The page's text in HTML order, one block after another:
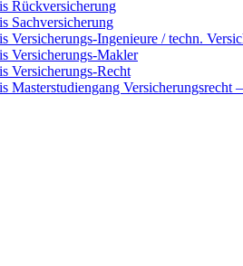
Rückversicherung
Sachversicherung
Versicherungs-Ingenieure / techn.
Versicherungs-Makler
Versicherungs-Recht
Masterstudiengang Versicherungsrecht